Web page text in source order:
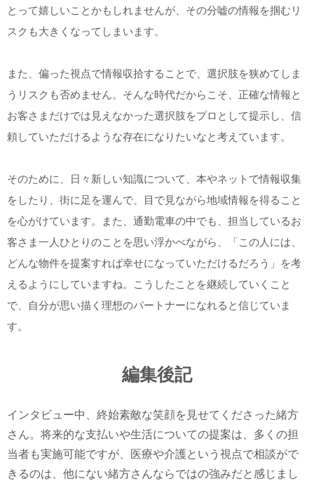
とって嬉しいことかもしれませんが、その分嘘の情報を掴むリ
スクも大きくなってしまいます。
また、偏った視点で情報収拾することで、選択肢を狭めてしま
うリスクも否めません。そんな時代だからこそ、正確な情報と
お客さまだけでは見えなかった選択肢をプロとして提示し、信
頼していただけるような存在になりたいなと考えています。
そのために、日々新しい知識について、本やネットで情報収集
をしたり、街に足を運んで、目で見ながら地域情報を得ること
を心がけています。また、通勤電車の中でも、担当しているお
客さま一人ひとりのことを思い浮かべながら、「この人には、
どんな物件を提案すれば幸せになっていただけるだろう」を考
えるようにしていますね。こうしたことを継続していくこと
で、自分が思い描く理想のパートナーになれると信じていま
す。
編集後記
インタビュー中、終始素敵な笑顔を見せてくださった緒方
さん。将来的な支払いや生活についての提案は、多くの担
当者も実施可能ですが、医療や介護という視点で相談がで
きるのは、他にない緒方さんならではの強みだと感じまし